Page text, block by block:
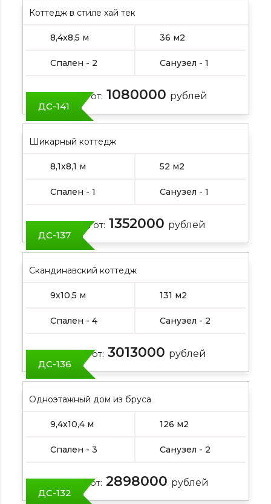
Коттедж в стиле хай тек
8,4х8,5 м 36 м2
Спален - 2 Санузел - 1
Цена от: 1080000 рублей
ДС-141
Шикарный коттедж
8,1х8,1 м 52 м2
Спален - 1 Санузел - 1
Цена от: 1352000 рублей
ДС-137
Скандинавский коттедж
9х10,5 м 131 м2
Спален - 4 Санузел - 2
Цена от: 3013000 рублей
ДС-136
Одноэтажный дом из бруса
9,4х10,4 м 126 м2
Спален - 3 Санузел - 2
Цена от: 2898000 рублей
ДС-132